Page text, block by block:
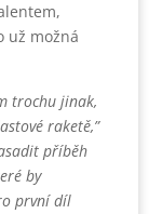
už možná
trochu jinak,
raketě,”
příběh
by
první díl